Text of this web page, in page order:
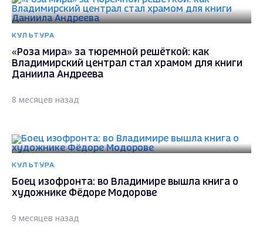
КУЛЬТУРА
«Роза мира» за тюремной решёткой: как
Владимирский централ стал храмом для книги
Даниила Андреева
8 месяцев назад
КУЛЬТУРА
Боец изофронта: во Владимире вышла книга о
художнике Фёдоре Модорове
9 месяцев назад